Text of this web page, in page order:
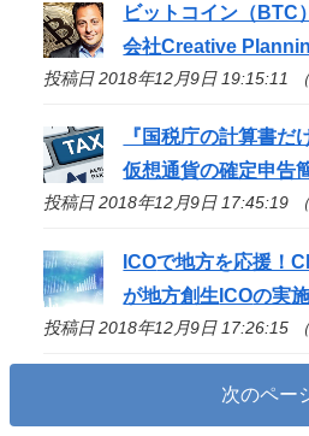
ビットコイン（BTC
会社Creative
投稿日 2018年12月9日 19:15:11
『国税庁の計算書だ
仮想通貨の確定申告
投稿日 2018年12月9日 17:45:19
ICOで地方を応援！
が地方創生 ICOの実
投稿日 2018年12月9日 17:26:15 （
次のペー